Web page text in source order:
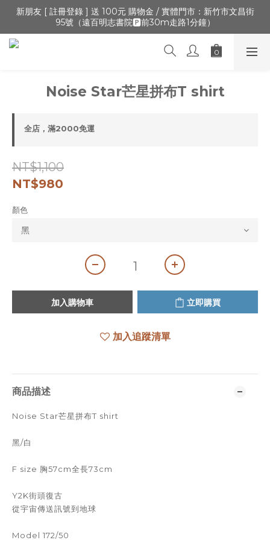
🔺「會員制」新開張,加入會員,全通路可累積紅利 >登入官網 > 個
人資訊 > 填寫正確「生日」收生日禮金
新朋友 [ 註冊登錄 ] 送 100元 購物金 / 實體門市：新竹市文昌街
95號（遠百明志書院🅿️前30m走路1分鐘）
🔺「會員制」新開張,加入會員,全通路可累積紅利 >登入官網 > 個
人資訊 > 填寫正確「生日」收生日禮金
Noise Star芒星拼布T shirt
全店，滿2000免運
NT$1,100
NT$980
顏色
加入購物車 立即購買
加入追蹤清單
商品描述
Noise Star芒星拼布T shirt
黑/白
F size 胸57cm全長73cm
Y2K街頭復古
從宇宙傳送訊號到地球
Model 172/50